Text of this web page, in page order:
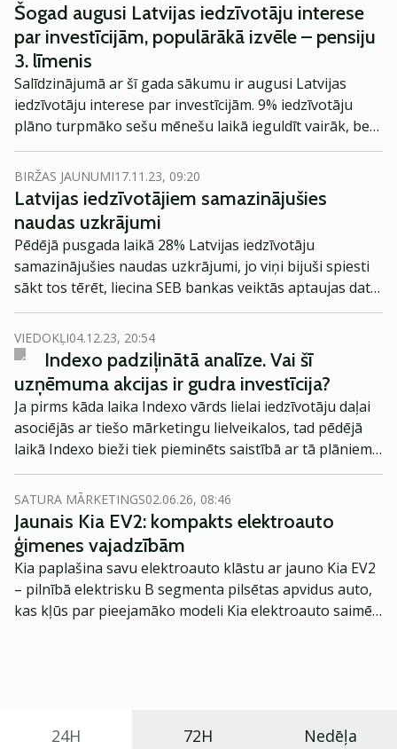
Šogad augusi Latvijas iedzīvotāju interese
par investīcijām, populārākā izvēle – pensiju
3. līmenis
Salīdzinājumā ar šī gada sākumu ir augusi Latvijas
iedzīvotāju interese par investīcijām. 9% iedzīvotāju
plāno turpmāko sešu mēnešu laikā ieguldīt vairāk, bet
28% turpinās investēt līdzšinējā apjomā, liecina SEB
bankas veiktā aptauja*. Gandrīz divas trešdaļas no
tiem, kuri plāno vai apsver iespēju ieguldīt, tam
izvēlētos pensiju 3. līmeni, bet vēl 23% iegādātos
akcijas.
BIRŽAS JAUNUMI17.11.23, 09:20
Latvijas iedzīvotājiem samazinājušies
naudas uzkrājumi
Pēdējā pusgada laikā 28% Latvijas iedzīvotāju
samazinājušies naudas uzkrājumi, jo viņi bijuši spiesti
sākt tos tērēt, liecina SEB bankas veiktās aptaujas dati.
Tomēr salīdzinājumā ar šī gada februāri uzkrājumu
sarukums ir palēninājies un audzis to iedzīvotāju
īpatsvars, kuriem izdevies vairot savu finanšu
stabilitāti, palielinot uzkrājumus. Raksturīgi, ka
aktīvākie krājēji ir gados jauni iedzīvotāji vecumā līdz 39
gadiem.
VIEDOKĻI04.12.23, 20:54
Indexo padziļinātā analīze. Vai šī
uzņēmuma akcijas ir gudra investīcija?
Ja pirms kāda laika Indexo vārds lielai iedzīvotāju daļai
asociējās ar tiešo mārketingu lielveikalos, tad pēdējā
laikā Indexo bieži tiek pieminēts saistībā ar tā plāniem
paplašināt savu darbības sfēru dibinot komercbanku.
Iespējams tieši salīdzinoši agresīvās mārketinga
stratēģijas dēļ Indexo ir izdevies veiksmīgi iekarot
stabilu vietu Latvijas pensiju pārvaldītāju vidū un
nodrošinājis sev atpazīstamību, kas nāks par labu
piesaistot klientus jaunizveidotajai komercbankai.
SATURA MĀRKETINGS02.06.26, 08:46
Jaunais Kia EV2: kompakts elektroauto
ģimenes vajadzībām
Kia paplašina savu elektroauto klāstu ar jauno Kia EV2
– pilnībā elektrisku B segmenta pilsētas apvidus auto,
kas kļūs par pieejamāko modeli Kia elektroauto saimē
24H 72H Nedēļa